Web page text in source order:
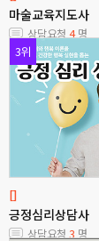
마술교육지도사
상담요청 4명
3위
[]
긍정심리상담사
상담요청 3 명